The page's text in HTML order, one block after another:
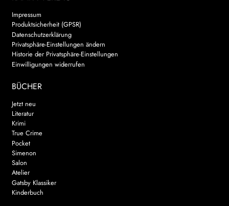
Impressum
Produktsicherheit (GPSR)
Datenschutzerklärung
Privatsphäre-Einstellungen ändern
Historie der Privatsphäre-Einstellungen
Einwilligungen widerrufen
BÜCHER
Jetzt neu
Literatur
Krimi
True Crime
Pocket
Simenon
Salon
Atelier
Gatsby Klassiker
Kinderbuch